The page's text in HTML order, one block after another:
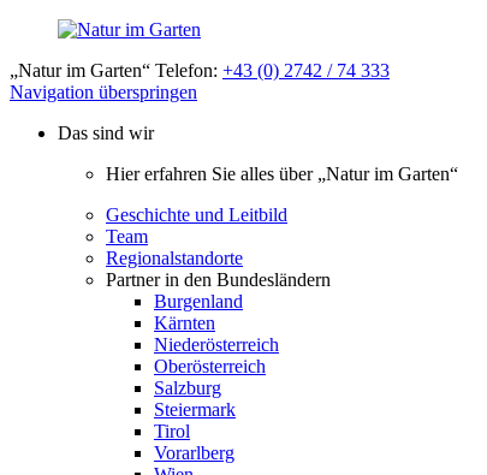
„Natur im Garten“ Telefon: +43 (0) 2742 / 74 333
Navigation überspringen
Das sind wir
Hier erfahren Sie alles über „Natur im Garten“
Geschichte und Leitbild
Team
Regionalstandorte
Partner in den Bundesländern
Burgenland
Kärnten
Niederösterreich
Oberösterreich
Salzburg
Steiermark
Tirol
Vorarlberg